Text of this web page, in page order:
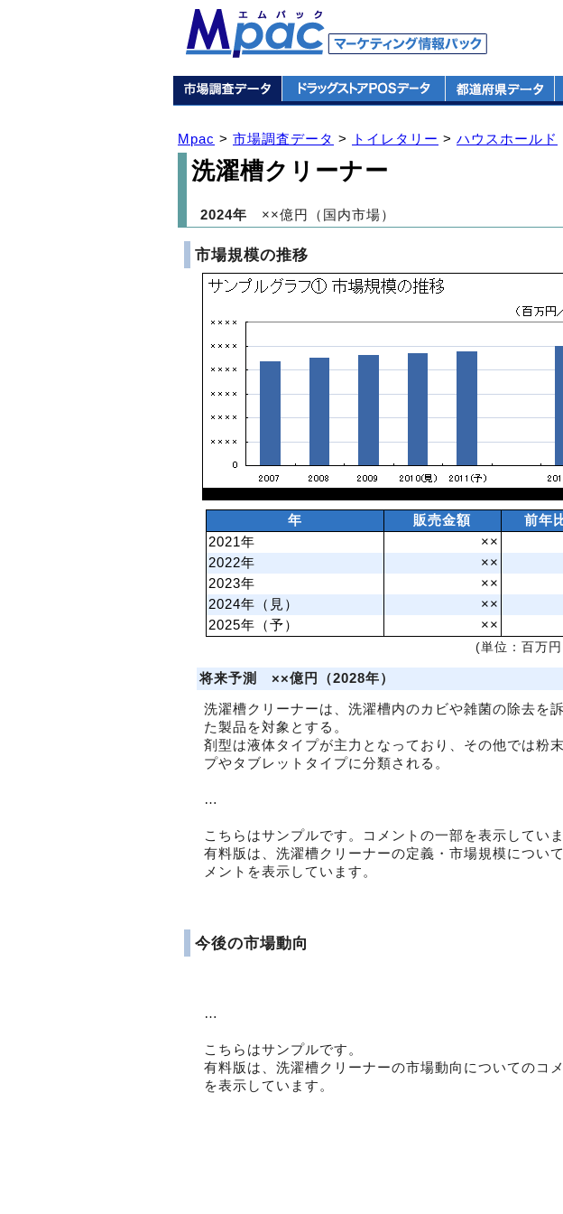
Mpac > 市場調査データ > トイレタリー > ハウスホールド
洗濯槽クリーナー
2024年 ××億円（国内市場）
市場規模の推移
年 販売金額
前年
2021年
××
2022年
××
2023年
××
2024年（見）
××
2025年（予）
××
(単位：百万
将来予測 ××億円（2028年）
洗濯槽クリーナーは、洗濯槽内のカビや雑菌の除去を
た製品を対象とする。
剤型は液体タイプが主力となっており、その他では粉
プやタブレットタイプに分類される。
…
こちらはサンプルです。コメントの一部を表示していま
有料版は、洗濯槽クリーナーの定義・市場規模につい
メントを表示しています。
今後の市場動向
…
こちらはサンプルです。
有料版は、洗濯槽クリーナーの市場動向についてのコ
を表示しています。